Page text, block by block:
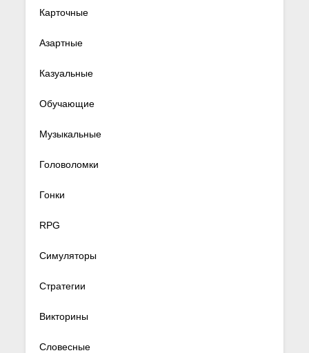
Карточные
Азартные
Казуальные
Обучающие
Музыкальные
Головоломки
Гонки
RPG
Симуляторы
Стратегии
Викторины
Словесные